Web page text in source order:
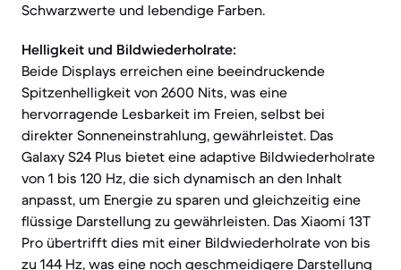
Schwarzwerte und lebendige Farben.
Helligkeit und Bildwiederholrate:
Beide Displays erreichen eine beeindruckende
Spitzenhelligkeit von 2600 Nits, was eine
hervorragende Lesbarkeit im Freien, selbst bei
direkter Sonneneinstrahlung, gewährleistet. Das
Galaxy S24 Plus bietet eine adaptive Bildwiederholrate
von 1 bis 120 Hz, die sich dynamisch an den Inhalt
anpasst, um Energie zu sparen und gleichzeitig eine
flüssige Darstellung zu gewährleisten. Das Xiaomi 13T
Pro übertrifft dies mit einer Bildwiederholrate von bis
zu 144 Hz, was eine noch geschmeidigere Darstellung